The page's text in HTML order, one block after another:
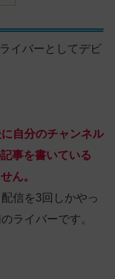
イバーとしてデビ
自分のチャンネル
事を書いている
ん。
信を3回しかやっ
ライバーです。